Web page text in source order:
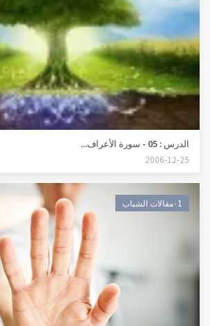
الدرس : 05 - سورة الأعراف...
2006-12-25
٠1مقالات الشباب